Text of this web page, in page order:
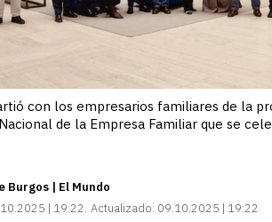
con los empresarios familiares de la
de la Empresa Familiar que se
Burgos | El Mundo
| 19:22 Actualizado: 09.10.2025 | 19:22